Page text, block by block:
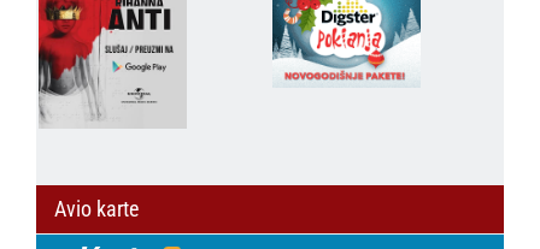
Avio karte